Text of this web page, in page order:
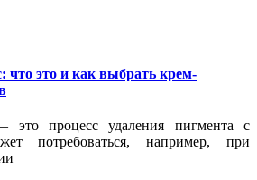
что это и как выбрать крем-
это процесс удаления пигмента с
потребоваться, например, при